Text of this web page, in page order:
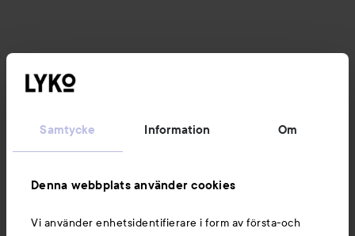
Samtycke Information Om
Denna webbplats använder cookies
Vi använder enhetsidentifierare i form av första-och